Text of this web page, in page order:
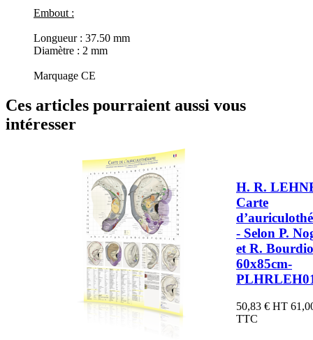
Embout :
Longueur : 37.50 mm
Diamètre : 2 mm
Marquage CE
Ces articles pourraient aussi vous
intéresser
H. R.
Carte
- Selon P.
et R.
60x85cm-
50,83 € HT
TTC